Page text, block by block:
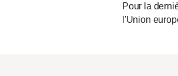
Pour la
l'Union